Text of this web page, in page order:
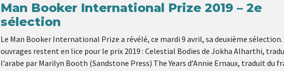
Man Booker International Prize 2019 – 2e
sélection
Le Man Booker International Prize a révélé, ce mardi 9 avril, sa deuxième
ouvrages restent en lice pour le prix 2019 : Celestial Bodies de Jokha Alharthi,
l’arabe par Marilyn Booth (Sandstone Press) The Years d’Annie Ernaux, traduit du